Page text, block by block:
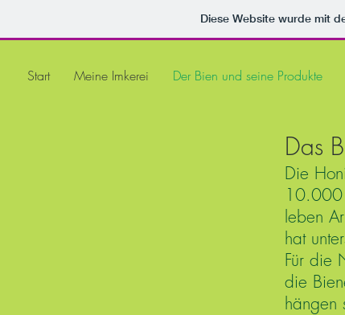
Diese Website wurde mit
Start Meine Imkerei Der Bien und seine Produkte
Das
Die
10.000
leben
hat
Für die
die
hängen